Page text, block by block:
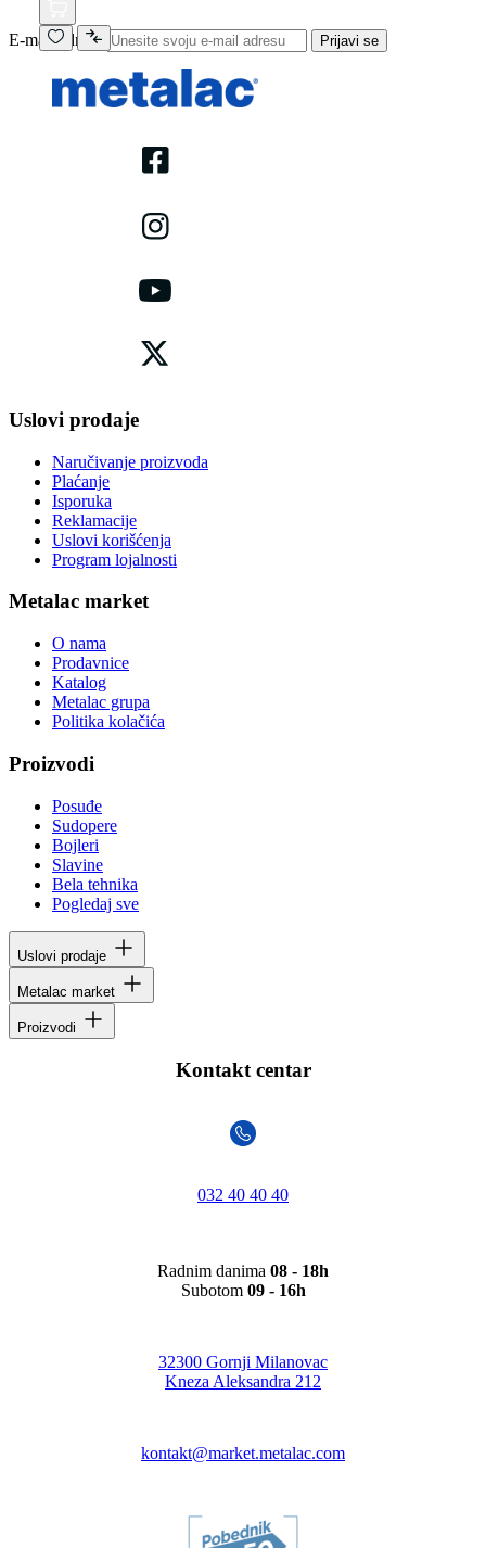
E-mail adresa Prijavi se
Uslovi prodaje
Naručivanje proizvoda
Plaćanje
Isporuka
Reklamacije
Uslovi korišćenja
Program lojalnosti
Metalac market
O nama
Prodavnice
Katalog
Metalac grupa
Politika kolačića
Proizvodi
Posuđe
Sudopere
Bojleri
Slavine
Bela tehnika
Pogledaj sve
Uslovi prodaje
Metalac market
Proizvodi
Kontakt centar
032 40 40 40
Radnim danima 08 - 18h
Subotom 09 - 16h
32300 Gornji Milanovac
Kneza Aleksandra 212
kontakt@market.metalac.com